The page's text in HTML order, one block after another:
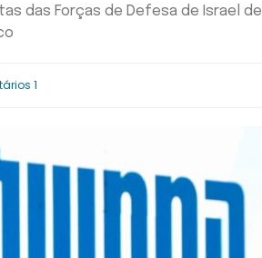
das Forças de Defesa de Israel de
1